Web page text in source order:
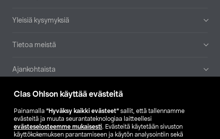
Clas Ohlson käyttää evästeitä
Painamalla ”Hyväksy kaikki evästeet” sallit, että tallennamme
evästeitä ja muuta seurantateknologiaa laitteellesi
evästeselosteemme mukaisesti. Evästeitä käytetään sivuston
käyttökokemuksen parantamiseen ja käytön analysointiin sekä
Yleisiä kysymyksiä
Tietoa meistä
Ajankohtaista
Muut yrityksemme
Etsi myymälä